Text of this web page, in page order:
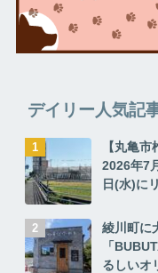
デイリー人気記
【丸亀
2026年7
日(水)に
綾川町に
「
るしいオ